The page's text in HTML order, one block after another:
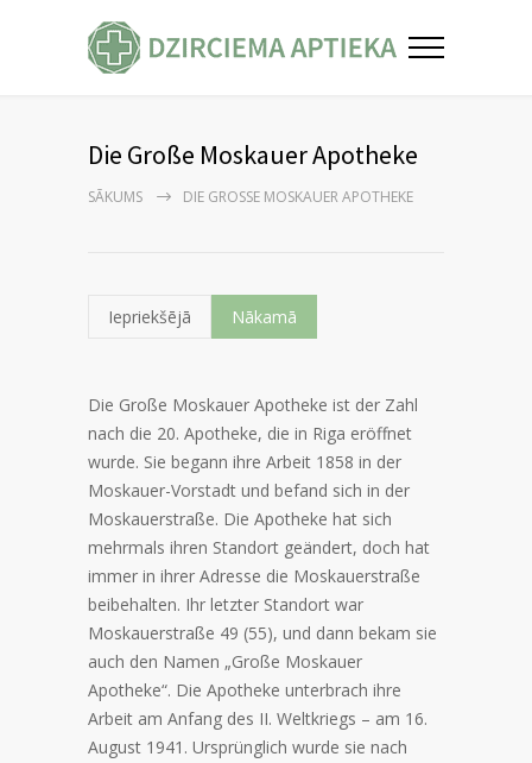
Die Große Moskauer Apotheke
SĀKUMS DIE GROSSE MOSKAUER APOTHEKE
Iepriekšējā Nākamā
Die Große Moskauer Apotheke ist der Zahl
nach die 20. Apotheke, die in Riga eröffnet
wurde. Sie begann ihre Arbeit 1858 in der
Moskauer-Vorstadt und befand sich in der
Moskauerstraße. Die Apotheke hat sich
mehrmals ihren Standort geändert, doch hat
immer in ihrer Adresse die Moskauerstraße
beibehalten. Ihr letzter Standort war
Moskauerstraße 49 (55), und dann bekam sie
auch den Namen „Große Moskauer
Apotheke“. Die Apotheke unterbrach ihre
Arbeit am Anfang des II. Weltkriegs – am 16.
August 1941. Ursprünglich wurde sie nach